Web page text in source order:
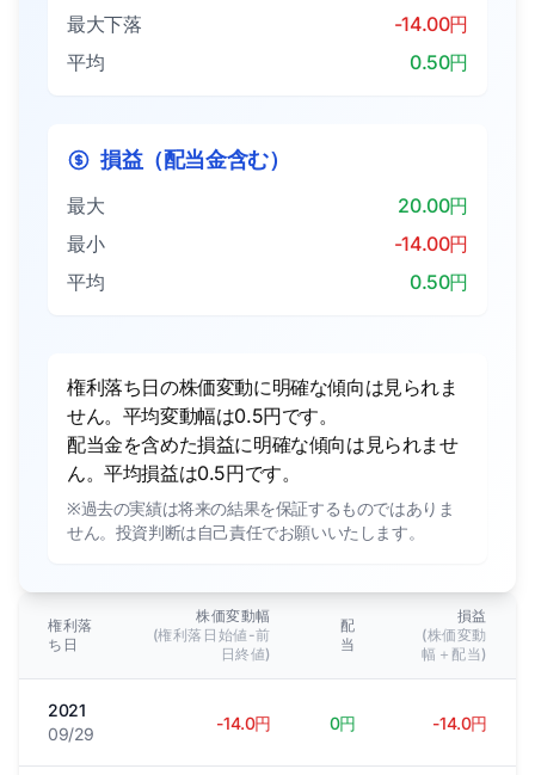
最大下落
-14.00円
平均
0.50円
損益（配当金含む）
最大
20.00円
最小
-14.00円
平均
0.50円
権利落ち日の株価変動に明確な傾向は見られま
せん。平均変動幅は0.5円です。
配当金を含めた損益に明確な傾向は見られませ
ん。平均損益は0.5円です。
※過去の実績は将来の結果を保証するものではありま
せん。投資判断は自己責任でお願いいたします。
権利落
ち日
株価変動幅
(権利落日始値-前
日終値)
配
当
損益
(株価変動
幅＋配当)
2021
09/29
-14.0円 0円 -14.0円